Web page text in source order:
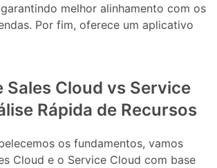
melhor alinhamento com os
Por fim, oferece um aplicativo
Sales Cloud vs Service
Rápida de Recursos
os fundamentos, vamos
Cloud e o Service Cloud com base